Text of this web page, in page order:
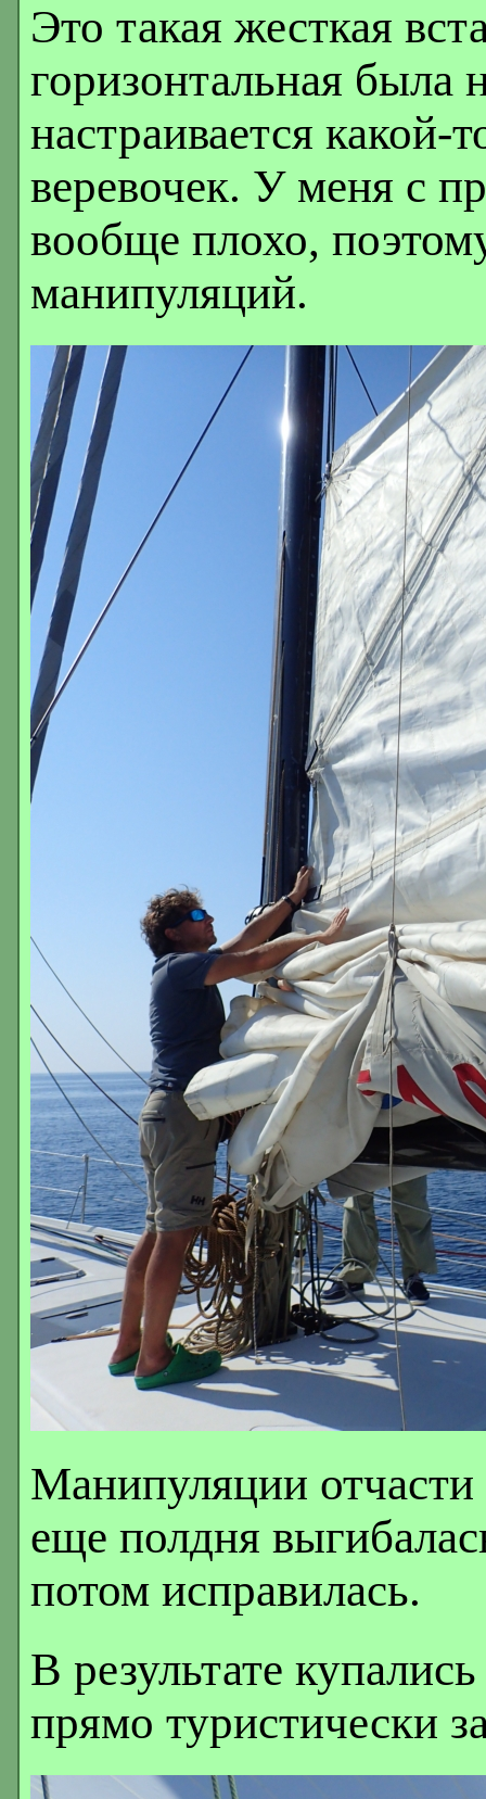
Это такая жесткая
горизонтальная была
настраивается
веревочек. У меня с
вообще плохо,
манипуляций.
Манипуляции отчасти
еще полдня
потом исправилась.
В результате
прямо туристически